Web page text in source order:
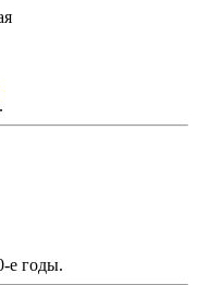
е годы.